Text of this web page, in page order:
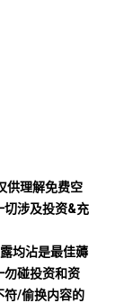
供理解免费空
切涉及投资&充
均沾是最佳薅
勿碰投资和资
符/偷换内容的